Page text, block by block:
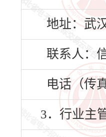
地址：武
联系人：
电话（传
3．行业主